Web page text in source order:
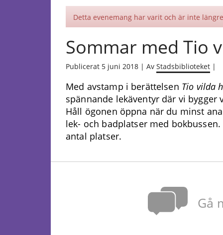
Detta evenemang har varit och är inte
Sommar med Tio
Publicerat 5 juni 2018 | Av Stadsbiblioteket |
Med avstamp i berättelsen Tio vilda
spännande lekäventyr där vi bygger
Håll ögonen öppna när du minst
lek- och badplatser med
antal platser.
Gå